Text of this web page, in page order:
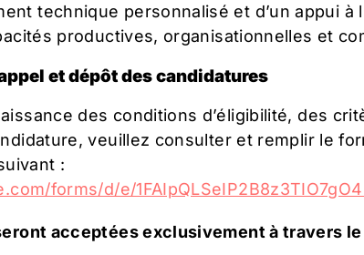
technique personnalisé et d’un appui à
productives, organisationnelles et
et dépôt des candidatures
des conditions d’éligibilité, des
veuillez consulter et remplir le
:
forms/d/e/
acceptées exclusivement à travers